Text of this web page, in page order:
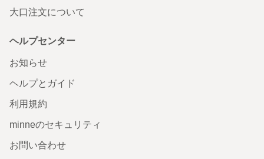
大口注文について
ヘルプセンター
お知らせ
ヘルプとガイド
利用規約
minneのセキュリティ
お問い合わせ